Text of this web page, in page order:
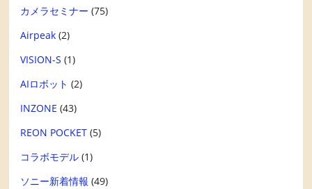
カメラセミナー (75)
Airpeak (2)
VISION-S (1)
AIロボット (2)
INZONE (43)
REON POCKET (5)
コラボモデル (1)
ソニー新着情報 (49)